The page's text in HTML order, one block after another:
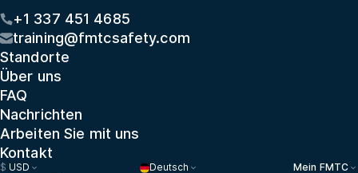
+1 337 451 4685
training@fmtcsafety.com
Standorte
Über uns
FAQ
Nachrichten
Arbeiten Sie mit uns
Kontakt
$ USD Deutsch
Mein FMTC